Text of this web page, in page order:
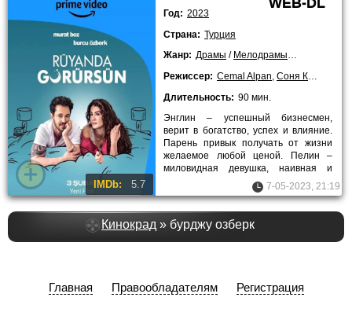
IMDb: 5.7
WEB-DL
Год: 2023
Страна: Турция
Жанр: Драмы / Мелодрамы/Комедии
Режиссер: Cemal Alpan, Соня Кастел
Длительность: 90 мин.
Энглин – успешный бизнесмен,
верит в богатство, успех и влияние.
Парень привык получать от жизни
желаемое любой ценой. Пелин –
миловидная девушка, наивная и
верящая, что придет настоящий
7-05-2023, 21:19
Кинокрад » бурджу озберк
Главная Правообладателям Регистрация